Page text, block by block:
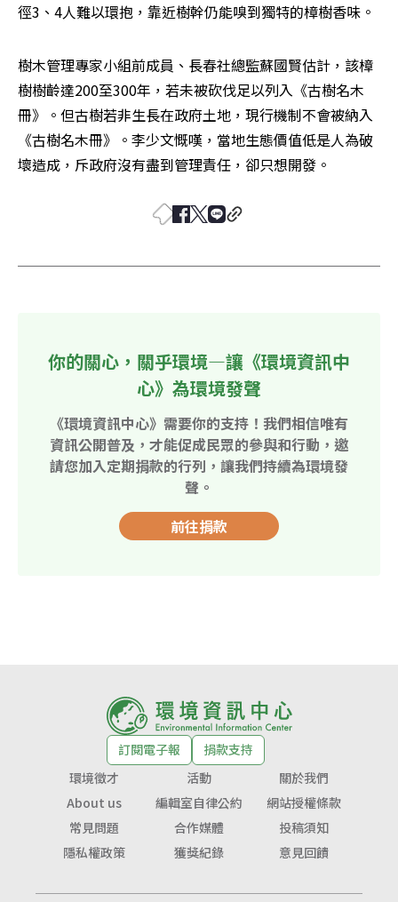
徑3、4人難以環抱，靠近樹幹仍能嗅到獨特的樟樹香味。
樹木管理專家小組前成員、長春社總監蘇國賢估計，該樟
樹樹齡達200至300年，若未被砍伐足以列入《古樹名木
冊》。但古樹若非生長在政府土地，現行機制不會被納入
《古樹名木冊》。李少文慨嘆，當地生態價值低是人為破
壞造成，斥政府沒有盡到管理責任，卻只想開發。
你的關心，關乎環境—讓《環境資訊中
心》為環境發聲
《環境資訊中心》需要你的支持！我們相信唯有
資訊公開普及，才能促成民眾的參與和行動，邀
請您加入定期捐款的行列，讓我們持續為環境發
聲。
前往捐款
訂閱電子報
捐款支持
環境徵才
活動
關於我們
About us
編輯室自律公約
網站授權條款
常見問題
合作媒體
投稿須知
隱私權政策
獲獎紀錄 意見回饋